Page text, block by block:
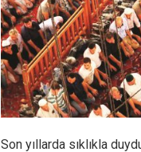
Son yıllarda sıklıkla